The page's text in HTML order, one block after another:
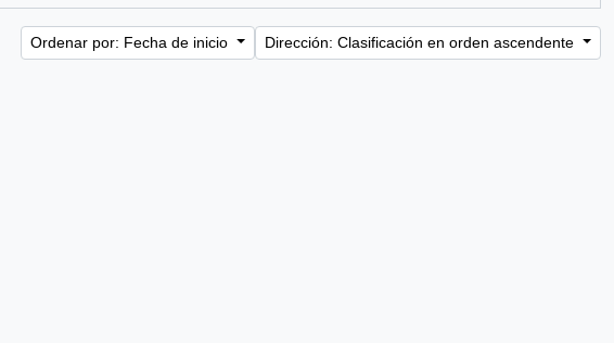
Ordenar por: Fecha de inicio Dirección: Clasificación en orden ascendente